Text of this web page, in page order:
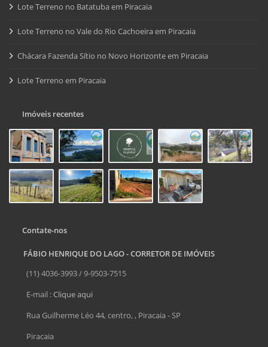
Lote Terreno no Batatuba em Piracaia
Lote Terreno no Vale do Rio Cachoeira em Piracaia
Chácara Fazenda Sítio no Novo Horizonte em Piracaia
Lote Terreno em Piracaia
Imóveis recentes
Contate-nos
FÁBIO HENRIQUE DO LAGO - CORRETOR DE IMÓVEIS
(11) 4036-3993 / 9-9503-7515
E-mail :Clique aqui
Rua Guilherme Léo 44, centro, , Piracaia - SP
Piracaia